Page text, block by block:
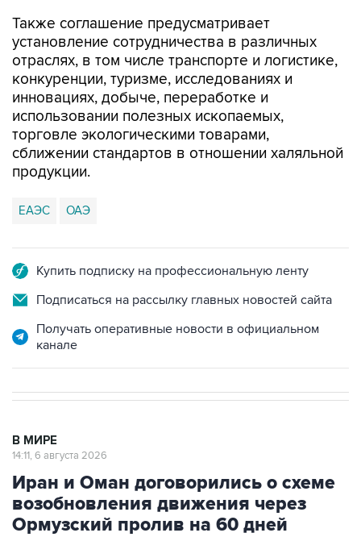
Также соглашение предусматривает
установление сотрудничества в различных
отраслях, в том числе транспорте и логистике,
конкуренции, туризме, исследованиях и
инновациях, добыче, переработке и
использовании полезных ископаемых,
торговле экологическими товарами,
сближении стандартов в отношении халяльной
продукции.
ЕАЭС ОАЭ
Купить подписку на профессиональную ленту
Подписаться на рассылку главных новостей сайта
Получать оперативные новости в официальном
канале
В МИРЕ
14:11, 6 августа 2026
Иран и Оман договорились о схеме
возобновления движения через
Ормузский пролив на 60 дней